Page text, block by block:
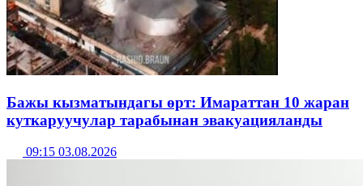
Бажы кызматындагы өрт: Имараттан 10 жаран
куткаруучулар тарабынан эвакуацияланды
09:15 03.08.2026